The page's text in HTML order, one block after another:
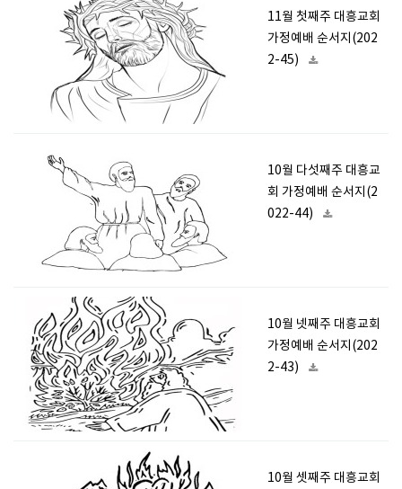
11월 첫째주 대흥교회
가정예배 순서지(202
2-45)
10월 다섯째주 대흥교
회 가정예배 순서지(2
022-44)
10월 넷째주 대흥교회
가정예배 순서지(202
2-43)
10월 셋째주 대흥교회